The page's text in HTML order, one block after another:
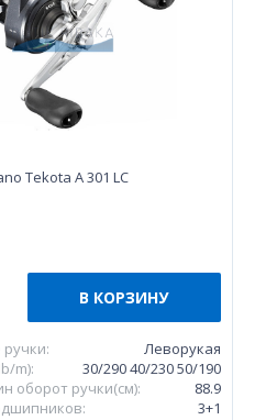
Tekota A 301 LC
В КОРЗИНУ
Леворукая
m):
30/290 40/230 50/190
оборот ручки(см):
88.9
3+1